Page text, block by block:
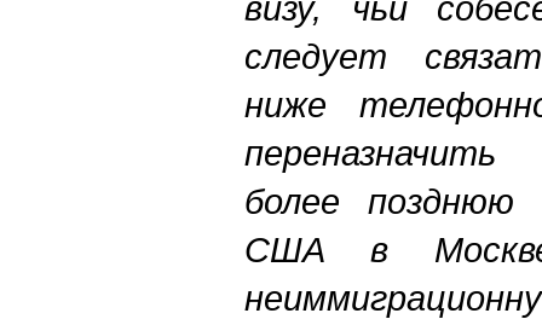
следует
ниже
более позднюю
США в